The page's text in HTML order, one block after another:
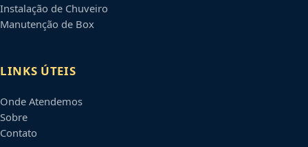
Instalação de Chuveiro
Manutenção de Box
LINKS ÚTEIS
Onde Atendemos
Sobre
Contato